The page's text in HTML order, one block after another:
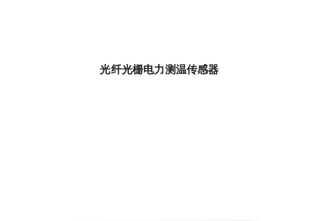
光纤光栅电力测温传感器